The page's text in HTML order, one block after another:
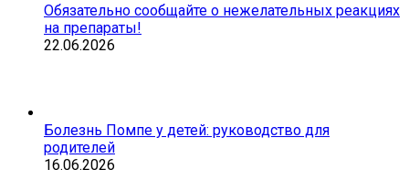
Обязательно сообщайте о нежелательных реакциях
на препараты!
22.06.2026
Болезнь Помпе у детей: руководство для
родителей
16.06.2026